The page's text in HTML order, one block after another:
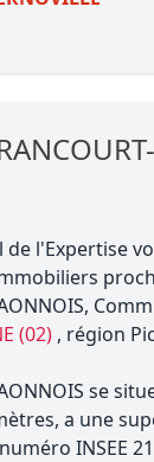
de l'Expertise
(02) , région
se
a une
INSEE